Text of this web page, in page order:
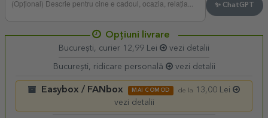
✨ ChatGPT
Opțiuni livrare
București, curier 12,99 Lei vezi detalii
București, ridicare personală vezi detalii
Easybox / FANbox MAI COMOD de la
13,00 Lei
vezi detalii